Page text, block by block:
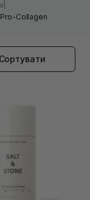
Pro-Collagen
Сортувати